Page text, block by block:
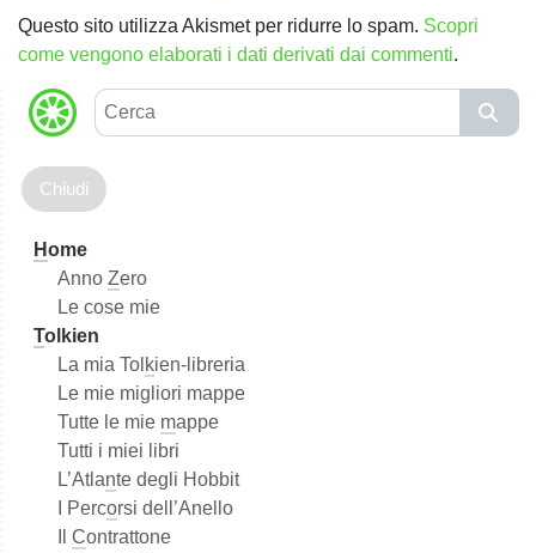
Questo sito utilizza Akismet per ridurre lo spam. Scopri
come vengono elaborati i dati derivati dai commenti.
C
e
c
Home
Anno Zero
Le cose mie
Tolkien
La mia Tol kien-libreria
Le mie migliori mappe
Tutte le mie mappe
Tutti i miei libri
L’Atlante degli Hobbit
I Percorsi dell’Anello
Contrattone